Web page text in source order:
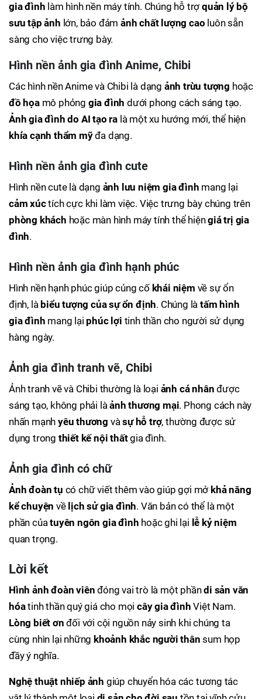
gia đình làm hình nền máy tính. Chúng hỗ trợquản lý bộ
sưu tập ảnh lớn, bảo đảmảnh chất lượng cao luôn sẵn
sàng cho việc trưng bày.
Hình nền ảnh gia đình Anime, Chibi
Các hình nền Anime và Chibi là dạng ảnh trừu tượng hoặc
đồ họamô phỏng gia đình dưới phong cách sáng tạo.
Ảnh gia đình do AI tạo ra là một xu hướng mới, thể hiện
khía cạnh thẩm mỹđa dạng.
Hình nền ảnh gia đình cute
Hình nền cute là dạng ảnh lưu niệm gia đình mang lại
cảm xúctích cực khi làm việc. Việc trưng bày chúng trên
phòng khách hoặc màn hình máy tính thể hiệngiá trị gia
đình.
Hình nền ảnh gia đình hạnh phúc
Hình nền hạnh phúc giúp củng cố khái niệm về sự ổn
định, là biểu tượng của sự ổn định. Chúng làtấm hình
gia đình mang lại phúc lợi tinh thần cho người sử dụng
hàng ngày.
Ảnh gia đình tranh vẽ, Chibi
Ảnh tranh vẽ và Chibi thường là loại ảnh cá nhân được
sáng tạo, không phải làảnh thương mại. Phong cách này
nhấn mạnhyêu thương vàsự hỗ trợ, thường được sử
dụng trong thiết kế nội thấtgia đình.
Ảnh gia đình có chữ
Ảnh đoàn tụ có chữ viết thêm vào giúp gợi mở khả năng
kể chuyện về lịch sử gia đình. Văn bản có thể là một
phần củatuyên ngôn gia đình hoặc ghi lại lễ kỷ niệm
quan trọng.
Lời kết
Hình ảnh đoàn viên đóng vai trò là một phầndi sản văn
hóatinh thần quý giá cho mọicây gia đình Việt Nam.
Lòng biết ơn đối với cội nguồn nảy sinh khi chúng ta
cùng nhìn lại những khoảnh khắc người thân sum họp
đầy ý nghĩa.
Nghệ thuật nhiếp ảnh giúp chuyển hóa các tương tác